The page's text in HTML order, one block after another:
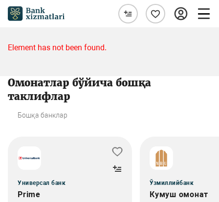
Element has not been found.
Омонатлар бўйича бошқа
таклифлар
Бошқа банклар
Универсал банк
Prime
Ўзмиллийбанк
Кумуш омонат